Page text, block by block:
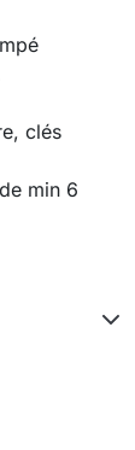
clés
min 6